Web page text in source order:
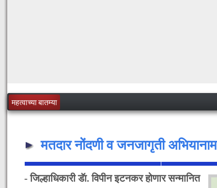
महत्वाच्या बातम्या
मतदार नोंदणी व जनजागृती
- जिल्हाधिकारी डॅा. विपीन इटनकर होणार सन्मानित